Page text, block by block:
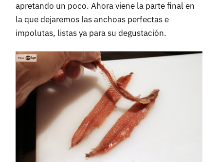
apretando un poco. Ahora viene la parte final en
la que dejaremos las anchoas perfectas e
impolutas, listas ya para su degustación.